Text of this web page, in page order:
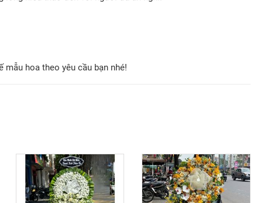
mẫu hoa theo yêu cầu bạn nhé!